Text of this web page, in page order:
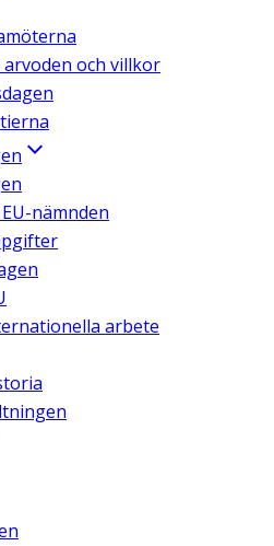
och villkor
nämnden
arbete